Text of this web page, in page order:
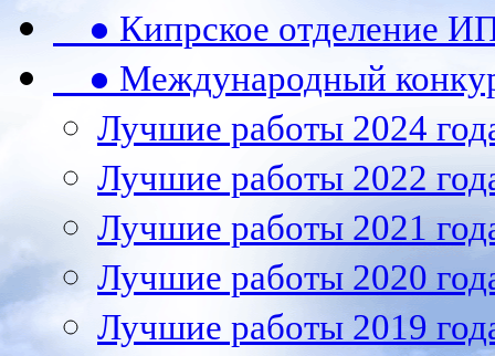
● Кипрское отделение
● Международный
Лучшие работы 2024
Лучшие работы 2022
Лучшие работы 2021
Лучшие работы 2020
Лучшие работы 2019